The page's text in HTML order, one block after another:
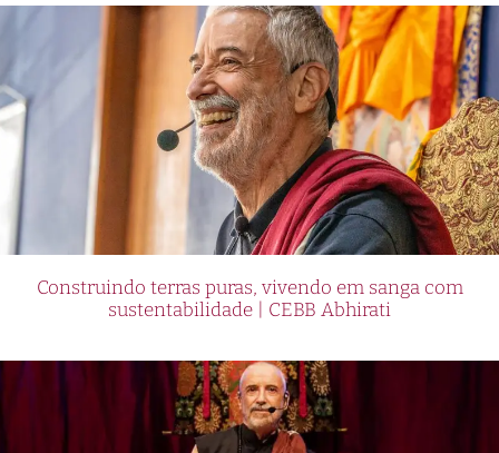
Construindo terras puras, vivendo em sanga com
sustentabilidade | CEBB Abhirati